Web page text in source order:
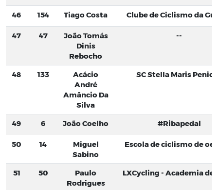
46 154 Tiago Costa Clube de Ciclismo da
47 47
João Tomás
Dinis
Rebocho
--
48 133
Acácio
André
Amâncio Da
Silva
SC Stella Maris
49 6 João Coelho #Ribapedal
50 14
Miguel
Sabino
Escola de ciclismo de
51 50
Paulo
Rodrigues
LXCycling - Academia de